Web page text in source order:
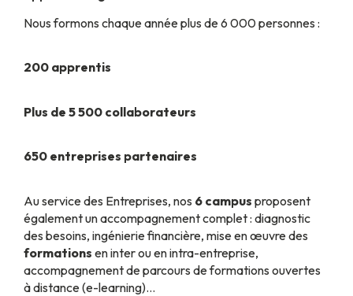
Nous formons chaque année plus de 6 000 personnes :
200 apprentis
Plus de 5 500 collaborateurs
650 entreprises partenaires
Au service des Entreprises, nos 6 campus proposent
également un accompagnement complet : diagnostic
des besoins, ingénierie financière, mise en œuvre des
formations en inter ou en intra-entreprise,
accompagnement de parcours de formations ouvertes
à distance (e-learning)…